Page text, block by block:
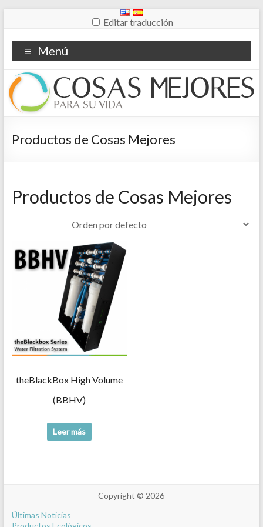
Editar traducción
Menú
Productos de Cosas Mejores
Productos de Cosas Mejores
theBlackBox High Volume
(BBHV)
Leer más
Copyright © 2026
Últimas Noticias